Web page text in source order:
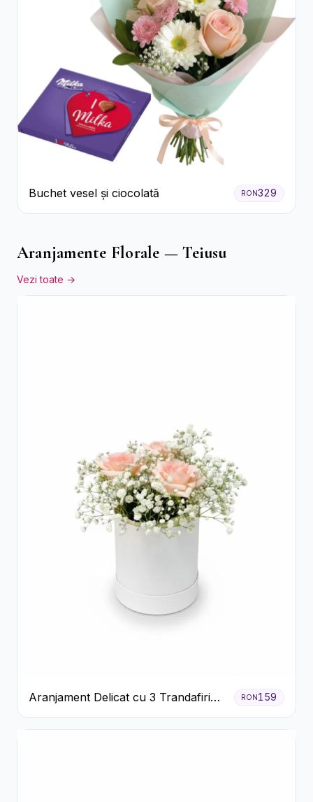
Buchet vesel și ciocolată RON329
Aranjamente Florale — Teiusu
Vezi toate →
Aranjament Delicat cu 3 Trandafiri
Roz în Cutie Albă
RON159